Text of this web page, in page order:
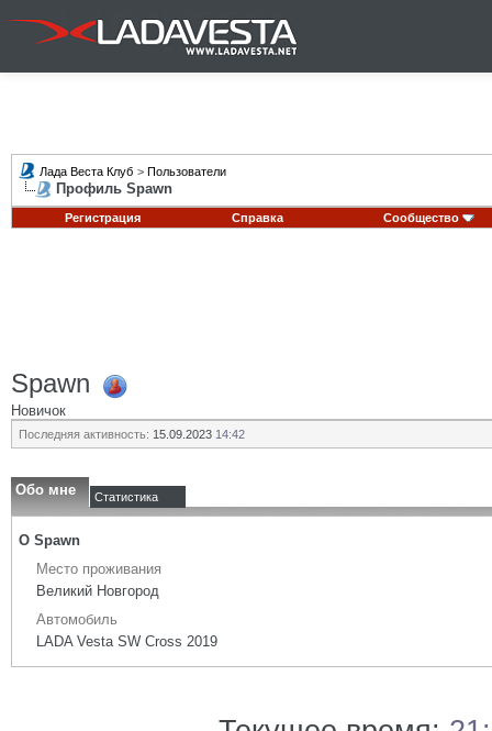
Лада Веста Клуб > Пользователи
Профиль Spawn
Регистрация Справка Сообщество
Spawn
Новичок
Последняя активность: 15.09.2023 14:42
Обо мне Статистика
О Spawn
Место проживания
Великий Новгород
Автомобиль
LADA Vesta SW Cross 2019